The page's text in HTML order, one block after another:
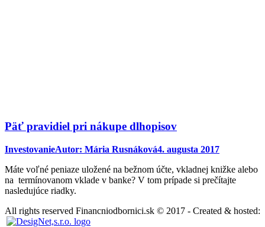
Päť pravidiel pri nákupe dlhopisov
InvestovanieAutor: Mária Rusnáková4. augusta 2017
Máte voľné peniaze uložené na bežnom účte, vkladnej knižke alebo
na termínovanom vklade v banke? V tom prípade si prečítajte
nasledujúce riadky.
All rights reserved Financniodbornici.sk © 2017 - Created & hosted: